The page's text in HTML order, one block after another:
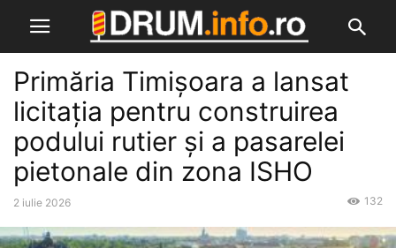
Primăria Timișoara a lansat
licitația pentru construirea
podului rutier și a pasarelei
pietonale din zona ISHO
2 iulie 2026 132